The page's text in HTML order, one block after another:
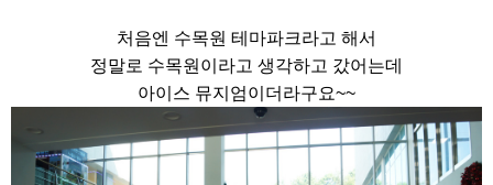
처음엔 수목원 테마파크라고 해서
정말로 수목원이라고 생각하고 갔어는데
아이스 뮤지엄이더라구요~~